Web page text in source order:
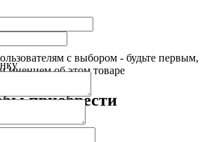
с выбором - будьте первым,
мнением об этом товаре
приобрести